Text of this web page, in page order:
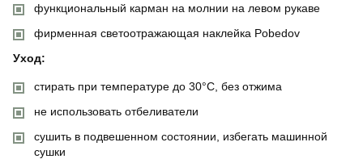
функциональный карман на молнии на левом рукаве
фирменная светоотражающая наклейка Pobedov
Уход:
стирать при температуре до 30°C, без отжима
не использовать отбеливатели
сушить в подвешенном состоянии, избегать машинной
сушки